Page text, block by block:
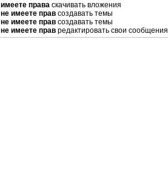
имеете права скачивать вложения
не имеете прав создавать темы
не имеете прав создавать темы
не имеете прав редактировать свои сообщения